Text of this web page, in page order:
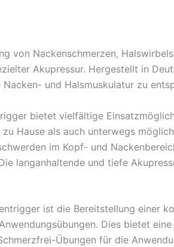
von Nackenschmerzen,
Akupressur. Hergestellt in
und Halsmuskulatur zu
bietet vielfältige
Hause als auch unterwegs
im Kopf- und
langanhaltende und tiefe
ist die Bereitstellung einer
Dies bietet
Übungen für die